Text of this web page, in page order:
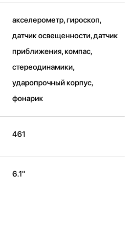
акселерометр, гироскоп,
датчик освещенности, датчик
приближения, компас,
стереодинамики,
ударопрочный корпус,
фонарик
461
6.1"